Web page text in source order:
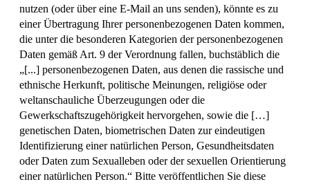
nutzen (oder über eine E-Mail an uns senden), könnte es zu
einer Übertragung Ihrer personenbezogenen Daten kommen,
die unter die besonderen Kategorien der personenbezogenen
Daten gemäß Art. 9 der Verordnung fallen, buchstäblich die
„[...] personenbezogenen Daten, aus denen die rassische und
ethnische Herkunft, politische Meinungen, religiöse oder
weltanschauliche Überzeugungen oder die
Gewerkschaftszugehörigkeit hervorgehen, sowie die […]
genetischen Daten, biometrischen Daten zur eindeutigen
Identifizierung einer natürlichen Person, Gesundheitsdaten
oder Daten zum Sexualleben oder der sexuellen Orientierung
einer natürlichen Person.“ Bitte veröffentlichen Sie diese